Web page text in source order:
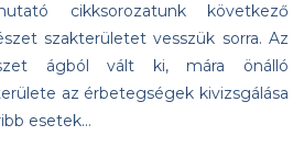
cikksorozatunk következő
szakterületet vesszük sorra. Az
ágból vált ki, mára önálló
az érbetegségek kivizsgálása
esetek…